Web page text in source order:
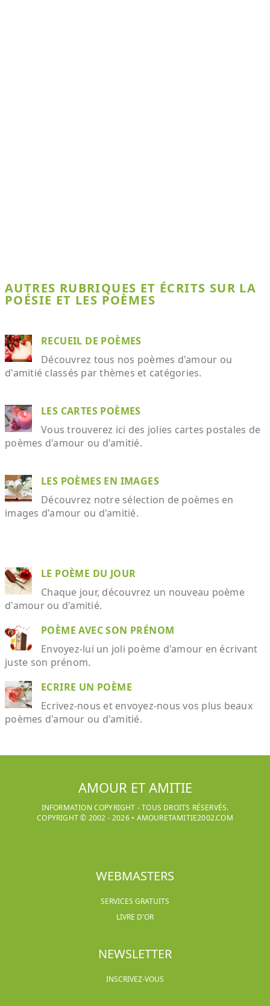
AUTRES RUBRIQUES ET ÉCRITS SUR LA
POÉSIE ET LES POÈMES
RECUEIL DE POÈMES
Découvrez tous nos poèmes d'amour ou
d'amitié classés par thèmes et catégories.
LES CARTES POÈMES
Vous trouverez ici des jolies cartes postales de
poèmes d'amour ou d'amitié.
LES POÈMES EN IMAGES
Découvrez notre sélection de poèmes en
images d'amour ou d'amitié.
LE POÈME DU JOUR
Chaque jour, découvrez un nouveau poème
d'amour ou d'amitié.
POÈME AVEC SON PRÉNOM
Envoyez-lui un joli poème d'amour en écrivant
juste son prénom.
ECRIRE UN POÈME
Ecrivez-nous et envoyez-nous vos plus beaux
poèmes d'amour ou d'amitié.
AMOUR ET AMITIE
INFORMATION COPYRIGHT - TOUS DROITS RÉSERVÉS.
COPYRIGHT © 2002 -2026• AMOURETAMITIE2002.COM
WEBMASTERS
SERVICES GRATUITS
LIVRE D'OR
NEWSLETTER
INSCRIVEZ-VOUS